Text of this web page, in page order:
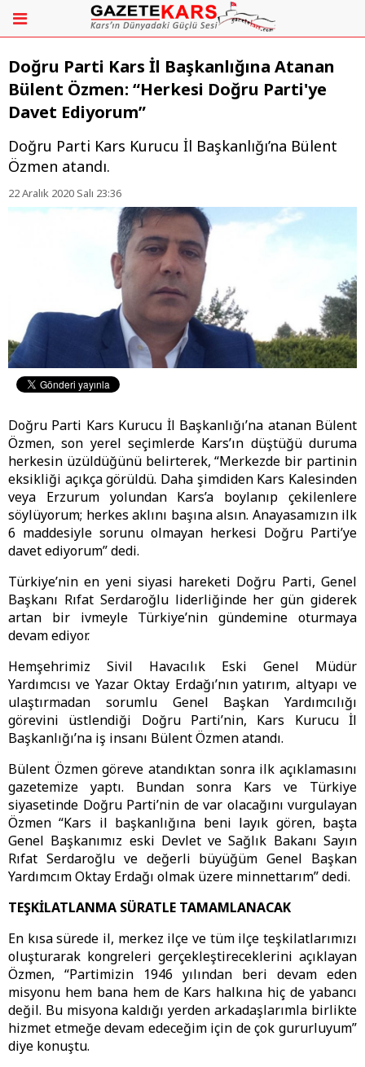
Doğru Parti Kars İl Başkanlığına Atanan
Bülent Özmen: “Herkesi Doğru Parti'ye
Davet Ediyorum”
Doğru Parti Kars Kurucu İl Başkanlığı’na Bülent
Özmen atandı.
22 Aralık 2020 Salı 23:36
Doğru Parti Kars Kurucu İl Başkanlığı’na atanan Bülent
Özmen, son yerel seçimlerde Kars’ın düştüğü duruma
herkesin üzüldüğünü belirterek, “Merkezde bir partinin
eksikliği açıkça görüldü. Daha şimdiden Kars Kalesinden
veya Erzurum yolundan Kars’a boylanıp çekilenlere
söylüyorum; herkes aklını başına alsın. Anayasamızın ilk
6 maddesiyle sorunu olmayan herkesi Doğru Parti’ye
davet ediyorum” dedi.
Türkiye’nin en yeni siyasi hareketi Doğru Parti, Genel
Başkanı Rıfat Serdaroğlu liderliğinde her gün giderek
artan bir ivmeyle Türkiye’nin gündemine oturmaya
devam ediyor.
Hemşehrimiz Sivil Havacılık Eski Genel Müdür
Yardımcısı ve Yazar Oktay Erdağı’nın yatırım, altyapı ve
ulaştırmadan sorumlu Genel Başkan Yardımcılığı
görevini üstlendiği Doğru Parti’nin, Kars Kurucu İl
Başkanlığı’na iş insanı Bülent Özmen atandı.
Bülent Özmen göreve atandıktan sonra ilk açıklamasını
gazetemize yaptı. Bundan sonra Kars ve Türkiye
siyasetinde Doğru Parti’nin de var olacağını vurgulayan
Özmen “Kars il başkanlığına beni layık gören, başta
Genel Başkanımız eski Devlet ve Sağlık Bakanı Sayın
Rıfat Serdaroğlu ve değerli büyüğüm Genel Başkan
Yardımcım Oktay Erdağı olmak üzere minnettarım” dedi.
TEŞKİLATLANMA SÜRATLE TAMAMLANACAK
En kısa sürede il, merkez ilçe ve tüm ilçe teşkilatlarımızı
oluşturarak kongreleri gerçekleştireceklerini açıklayan
Özmen, “Partimizin 1946 yılından beri devam eden
misyonu hem bana hem de Kars halkına hiç de yabancı
değil. Bu misyona kaldığı yerden arkadaşlarımla birlikte
hizmet etmeğe devam edeceğim için de çok gururluyum”
diye konuştu.